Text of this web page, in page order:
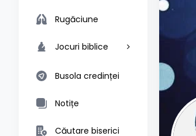
Rugăciune
Jocuri biblice
Busola credinței
Notițe
Căutare biserici